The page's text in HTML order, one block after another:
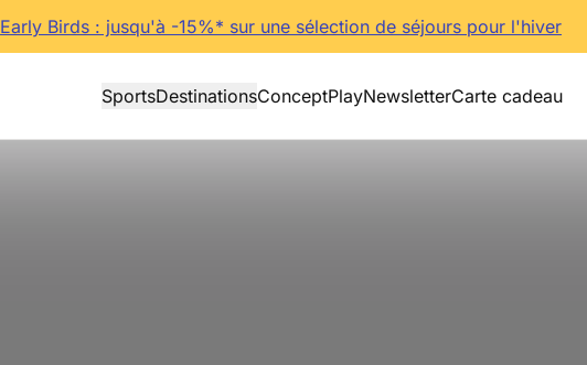
Early Birds : jusqu'à -15%* sur une sélection de séjours pour l'hiver
SportsDestinationsConceptPlayNewsletterCarte cadeau